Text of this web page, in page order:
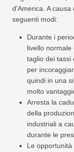
d'America. A
seguenti modi:
Durante i
livello
taglio dei tassi
per
quindi in una
molto
Arresta la
della
industriali a
durante le
Le